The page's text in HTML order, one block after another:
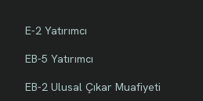
E-2 Yatırımcı
EB-5 Yatırımcı
EB-2 Ulusal Çıkar Muafiyeti